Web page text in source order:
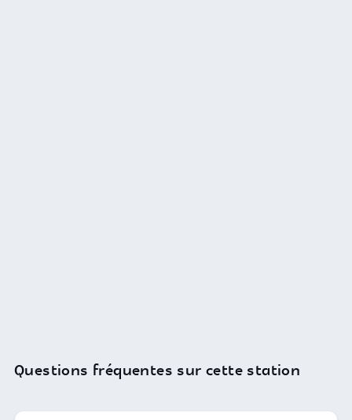
Questions fréquentes sur cette station